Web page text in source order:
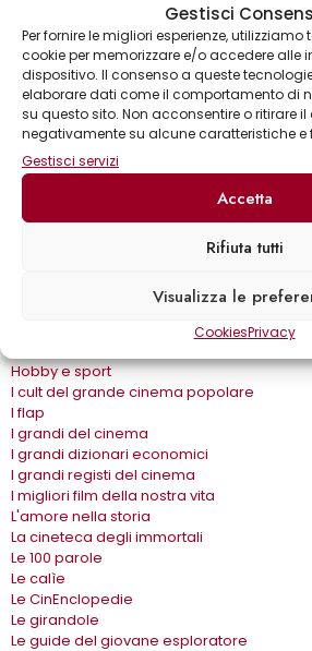
Gestisci
Per fornire le migliori esperienze,
cookie per memorizzare e/o accedere alle
dispositivo. Il consenso a queste
elaborare dati come il comportamento di
su questo sito. Non acconsentire o ritirare
negativamente su alcune caratteristiche e
Gestisci servizi
Accetta
Rifiuta tutti
Visualizza le
CookiesPrivacy
Biblioteca gastronomica
Cinema e miti
Crimen
Dialoghi
Dive&Divi
Dizionari Gremese
Effetto cinema
Eros e…
Gira come…
Hobby e sport
I cult del grande cinema popolare
I flap
I grandi del cinema
I grandi dizionari economici
I grandi registi del cinema
I migliori film della nostra vita
L'amore nella storia
La cineteca degli immortali
Le 100 parole
Le calìe
Le CinEnclopedie
Le girandole
Le guide del giovane esploratore